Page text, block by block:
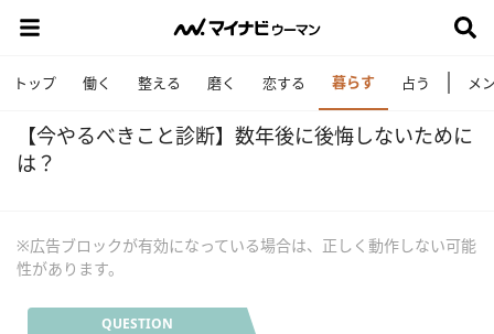
トップ 働く 整える 磨く 恋する 暮らす 占う メ
【今やるべきこと診断】数年後に後悔しないために
は？
※広告ブロックが有効になっている場合は、正しく動作しない可能
性があります。
QUESTION